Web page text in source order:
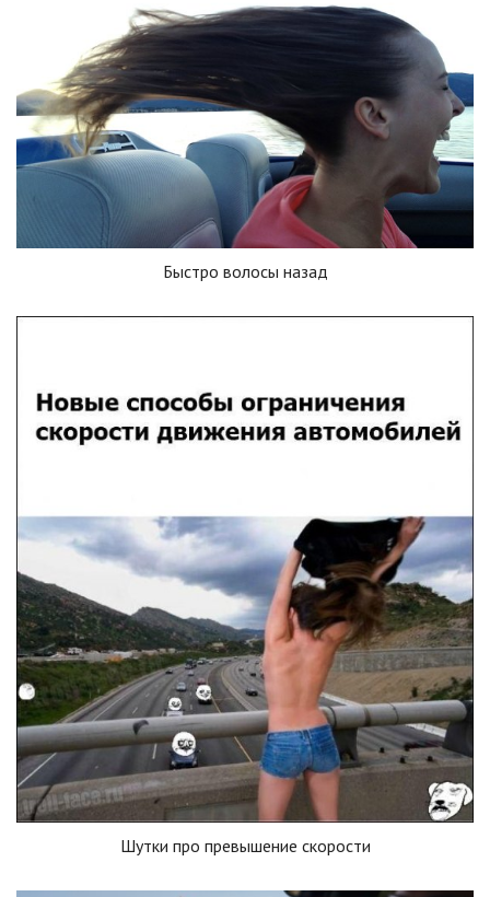
Быстро волосы назад
Шутки про превышение скорости